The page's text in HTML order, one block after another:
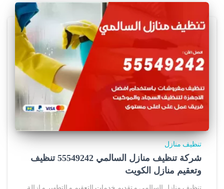
تنظيف منازل
شركة تنظيف منازل السالمي 55549242 تنظيف
وتعقيم منازل الكويت